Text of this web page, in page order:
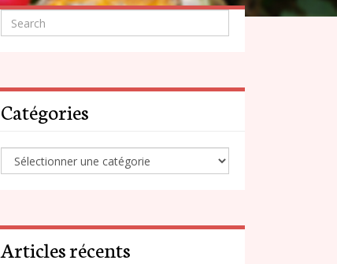
Catégories
Articles récents